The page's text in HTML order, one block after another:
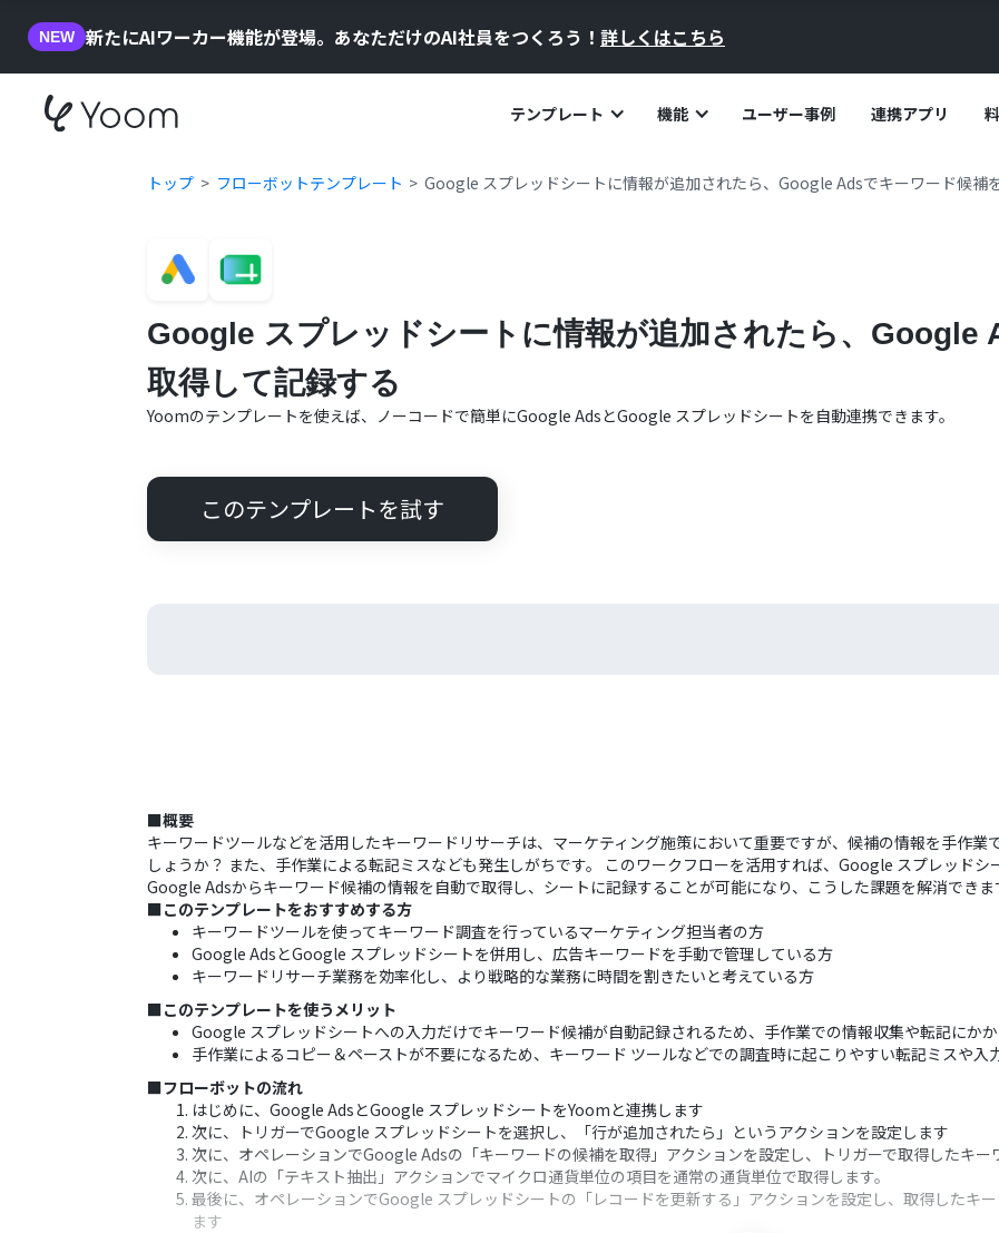
NEW 新たにAIワーカー機能が登場。あなただけのAI社員をつくろう！ 詳しくはこちら
テンプレート 機能 ユーザー事例 連携アプリ
トップ フローボットテンプレート Google スプレッドシートに情報が追加されたら、Google Adsでキーワード候補
Google スプレッドシートに情報が追加されたら、Google
取得して記録する
Yoomのテンプレートを使えば、ノーコードで簡単にGoogle AdsとGoogle スプレッドシートを自動連携できます。
このテンプレートを試す
■概要
キーワードツールなどを活用したキーワードリサーチは、マーケティング施策において重要ですが、候補の情報を手作
しょうか？ また、手作業による転記ミスなども発生しがちです。 このワークフローを活用すれば、Google スプレッドシ
Google Adsからキーワード候補の情報を自動で取得し、シートに記録することが可能になり、こうした課題を解消できま
■このテンプレートをおすすめする方
キーワードツールを使ってキーワード調査を行っているマーケティング担当者の方
Google AdsとGoogle スプレッドシートを併用し、広告キーワードを手動で管理している方
キーワードリサーチ業務を効率化し、より戦略的な業務に時間を割きたいと考えている方
■このテンプレートを使うメリット
Google スプレッドシートへの入力だけでキーワード候補が自動記録されるため、手作業での情報収集や転記にか
手作業によるコピー＆ペーストが不要になるため、キーワード ツールなどでの調査時に起こりやすい転記ミスや入
■フローボットの流れ
はじめに、Google AdsとGoogle スプレッドシートをYoomと連携します
次に、トリガーでGoogle スプレッドシートを選択し、「行が追加されたら」というアクションを設定します
次に、オペレーションでGoogle Adsの「キーワードの候補を取得」アクションを設定し、トリガーで取得したキー
次に、AIの「テキスト抽出」アクションでマイクロ通貨単位の項目を通常の通貨単位で取得します。
最後に、オペレーションでGoogle スプレッドシートの「レコードを更新する」アクションを設定し、取得したキ
ます